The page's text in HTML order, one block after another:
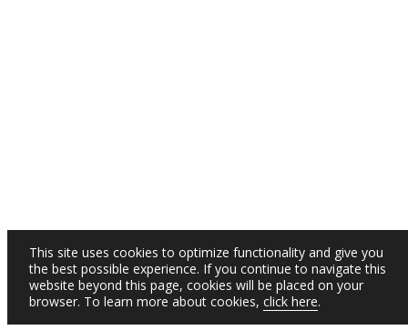
This site uses cookies to optimize functionality and give you
the best possible experience. If you continue to navigate this
website beyond this page, cookies will be placed on your
browser. To learn more about cookies, click here.